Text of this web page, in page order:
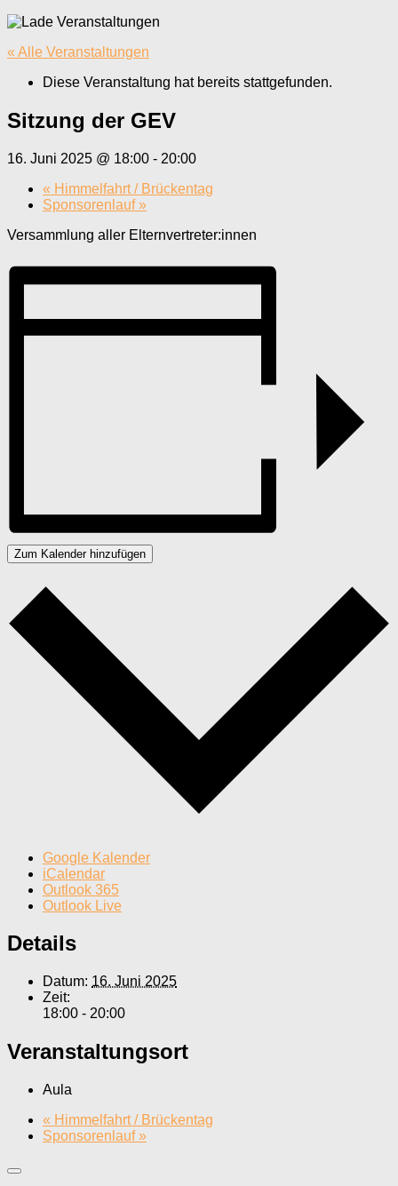
« Alle Veranstaltungen
Diese Veranstaltung hat bereits stattgefunden.
Sitzung der GEV
16. Juni 2025 @ 18:00 - 20:00
« Himmelfahrt / Brückentag
Sponsorenlauf»
Versammlung aller Elternvertreter:innen
Zum Kalender hinzufügen
Google Kalender
iCalendar
Outlook 365
Outlook Live
Details
Datum: 16. Juni 2025
Zeit:
18:00 - 20:00
Veranstaltungsort
Aula
« Himmelfahrt / Brückentag
Sponsorenlauf»